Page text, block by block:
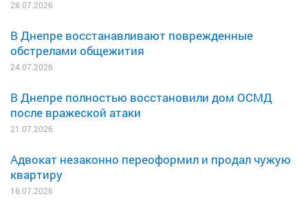
28.07.2026
В Днепре восстанавливают поврежденные
обстрелами общежития
24.07.2026
В Днепре полностью восстановили дом ОСМД
после вражеской атаки
21.07.2026
Адвокат незаконно переоформил и продал чужую
квартиру
16.07.2026